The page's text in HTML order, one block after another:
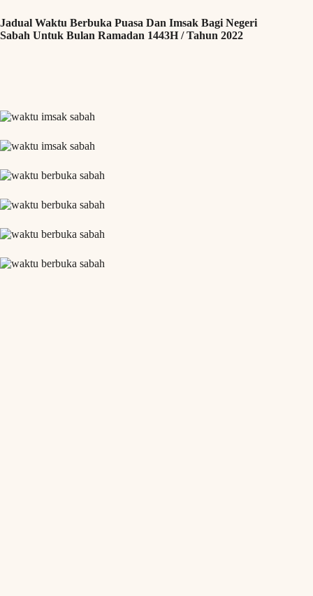
Jadual Waktu Berbuka Puasa Dan Imsak Bagi Negeri
Sabah Untuk Bulan Ramadan 1443H / Tahun 2022